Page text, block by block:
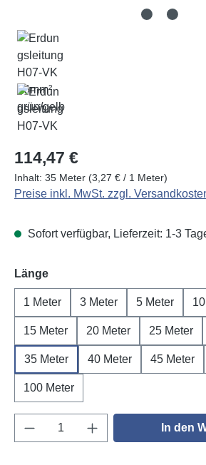
Regulärer Preis:
114,47 €
Inhalt: 35 Meter (3,27 € / 1 Meter)
Preise inkl. MwSt. zzgl.
Sofort verfügbar, Lieferzeit: 1-3
Längeauswählen
1 Meter 3 Meter 5 Meter
15 Meter 20 Meter 25 Meter
35 Meter 40 Meter 45 Meter
100 Meter
Produkt Anzahl: Gib den
In den